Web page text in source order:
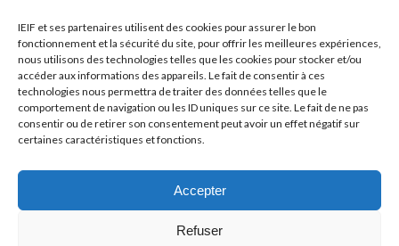
IEIF et ses partenaires utilisent des cookies pour assurer le bon
fonctionnement et la sécurité du site, pour offrir les meilleures expériences,
nous utilisons des technologies telles que les cookies pour stocker et/ou
accéder aux informations des appareils. Le fait de consentir à ces
technologies nous permettra de traiter des données telles que le
comportement de navigation ou les ID uniques sur ce site. Le fait de ne pas
consentir ou de retirer son consentement peut avoir un effet négatif sur
certaines caractéristiques et fonctions.
Accepter
Refuser
Prénom*
E-mail*